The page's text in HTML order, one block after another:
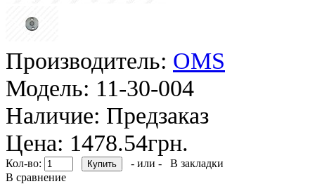
Производитель: OMS
Модель: 11-30-004
Наличие: Предзаказ
Цена: 1478.54грн.
Кол-во: - или -
В закладки
В сравнение